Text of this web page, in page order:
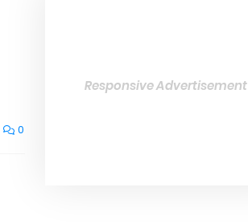
0
Responsive Advertisement